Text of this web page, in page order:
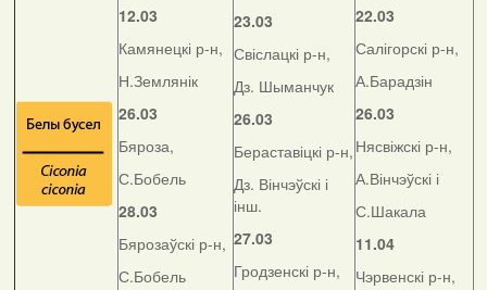
12.03
Камянецкі р-н,
Н.Землянік
26.03
Бяроза,
С.Бобель
28.03
Бярозаўскі р-н,
С.Бобель
23.03
Свіслацкі р-н,
Дз. Шыманчук
26.03
Бераставіцкі р-н,
Дз. Вінчэўскі і
інш.
27.03
Гродзенскі р-н,
22.03
Салігорскі р-н,
А.Барадзін
26.03
Нясвіжскі р-н,
А.Вінчэўскі і
С.Шакала
11.04
Чэрвенскі р-н,